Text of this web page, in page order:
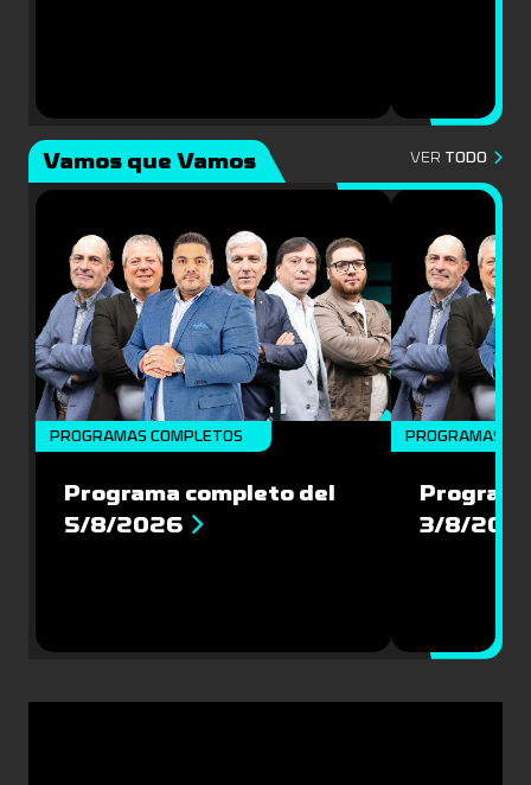
Vamos que Vamos VER TODO
PROGRAMAS COMPLETOS
Programa completo del
5/8/2026
PROGRAMAS
3/8/